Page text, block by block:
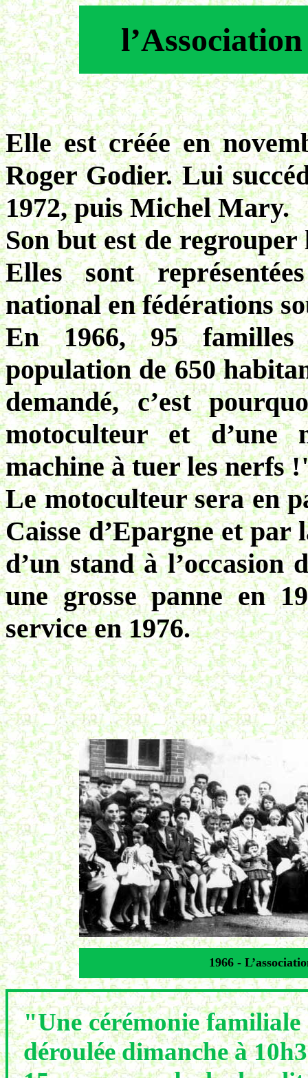
Elle est créée en
Roger Godier. Lui
1972, puis Michel Mary.
Son but est de
Elles sont
national en fédérations
En 1966, 95 familles
population de 650
demandé, c’est
motoculteur et
machine à tuer les nerfs
Le motoculteur sera en
Caisse d’Epargne et par
d’un stand à
une grosse panne en
service en 1976.
1966 -
"Une cérémonie
déroulée dimanche à